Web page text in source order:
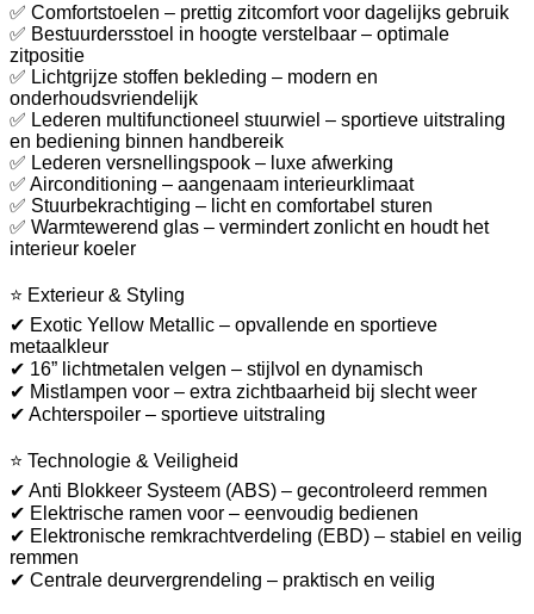
✅ Comfortstoelen – prettig zitcomfort voor dagelijks gebruik
✅ Bestuurdersstoel in hoogte verstelbaar – optimale
zitpositie
✅ Lichtgrijze stoffen bekleding – modern en
onderhoudsvriendelijk
✅ Lederen multifunctioneel stuurwiel – sportieve uitstraling
en bediening binnen handbereik
✅ Lederen versnellingspook – luxe afwerking
✅ Airconditioning – aangenaam interieurklimaat
✅ Stuurbekrachtiging – licht en comfortabel sturen
✅ Warmtewerend glas – vermindert zonlicht en houdt het
interieur koeler
⭐ Exterieur & Styling
✔ Exotic Yellow Metallic – opvallende en sportieve
metaalkleur
✔ 16” lichtmetalen velgen – stijlvol en dynamisch
✔ Mistlampen voor – extra zichtbaarheid bij slecht weer
✔ Achterspoiler – sportieve uitstraling
⭐ Technologie & Veiligheid
✔ Anti Blokkeer Systeem (ABS) – gecontroleerd remmen
✔ Elektrische ramen voor – eenvoudig bedienen
✔ Elektronische remkrachtverdeling (EBD) – stabiel en veilig
remmen
✔ Centrale deurvergrendeling – praktisch en veilig